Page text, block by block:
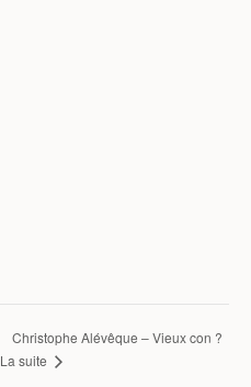
Christophe Alévêque – Vieux con ?
La suite